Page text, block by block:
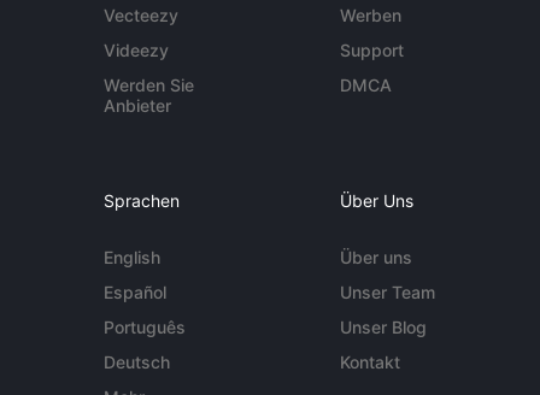
Vecteezy
Videezy
Werden Sie
Anbieter
Werben
Support
DMCA
Sprachen
English
Español
Português
Deutsch
Über Uns
Über uns
Unser Team
Unser Blog
Kontakt